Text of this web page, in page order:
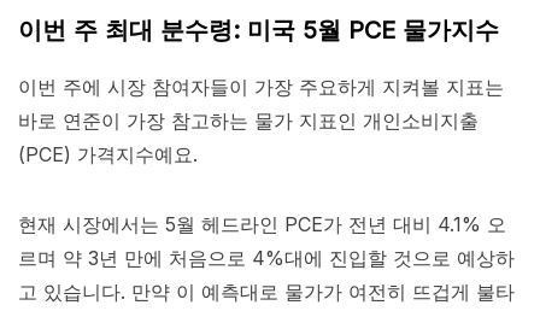
이번 주 최대 분수령: 미국 5월 PCE 물가지수
이번 주에 시장 참여자들이 가장 주요하게 지켜볼 지표는
바로 연준이 가장 참고하는 물가 지표인 개인소비지출
(PCE) 가격지수예요.
현재 시장에서는 5월 헤드라인 PCE가 전년 대비 4.1% 오
르며 약 3년 만에 처음으로 4%대에 진입할 것으로 예상하
고 있습니다. 만약 이 예측대로 물가가 여전히 뜨겁게 불타